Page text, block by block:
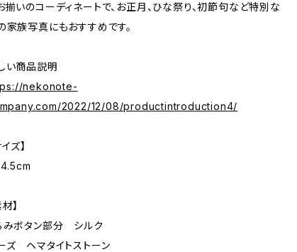
揃いのコーディネートで、お正月、ひな祭り、初節句など特別な
家族写真にもおすすめです。
い商品説明
nekonote-
2022/12/08/productintroduction4/
イズ】
材】
みボタン部分 シルク
ズ ヘマタイトストーン